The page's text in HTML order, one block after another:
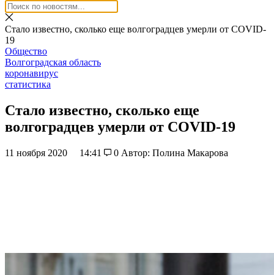
Стало известно, сколько еще волгоградцев умерли от СОVID-
19
Общество
Волгоградская область
коронавирус
статистика
Стало известно, сколько еще
волгоградцев умерли от СОVID-19
11 ноября 2020 14:41 0 Автор: Полина Макарова